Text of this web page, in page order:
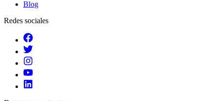
Blog
Redes sociales